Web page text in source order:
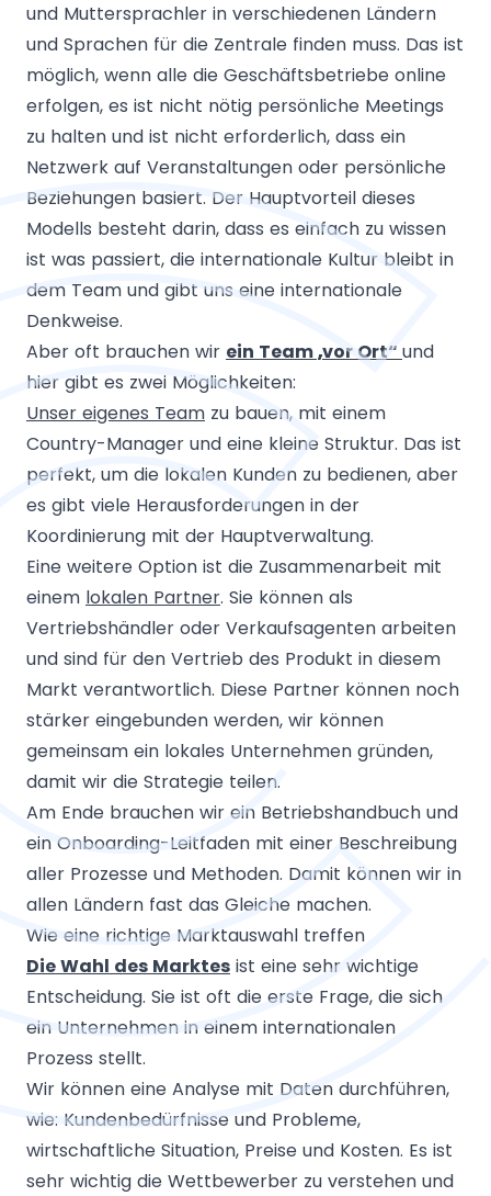
und Muttersprachler in verschiedenen Ländern
und Sprachen für die Zentrale finden muss. Das ist
möglich, wenn alle die Geschäftsbetriebe online
erfolgen, es ist nicht nötig persönliche Meetings
zu halten und ist nicht erforderlich, dass ein
Netzwerk auf Veranstaltungen oder persönliche
Beziehungen basiert. Der Hauptvorteil dieses
Modells besteht darin, dass es einfach zu wissen
ist was passiert, die internationale Kultur bleibt in
dem Team und gibt uns eine internationale
Denkweise.
Aber oft brauchen wir ein Team „vor Ort“ und
hier gibt es zwei Möglichkeiten:
Unser eigenes Team zu bauen, mit einem
Country-Manager und eine kleine Struktur. Das ist
perfekt, um die lokalen Kunden zu bedienen, aber
es gibt viele Herausforderungen in der
Koordinierung mit der Hauptverwaltung.
Eine weitere Option ist die Zusammenarbeit mit
einem lokalen Partner. Sie können als
Vertriebshändler oder Verkaufsagenten arbeiten
und sind für den Vertrieb des Produkt in diesem
Markt verantwortlich. Diese Partner können noch
stärker eingebunden werden, wir können
gemeinsam ein lokales Unternehmen gründen,
damit wir die Strategie teilen.
Am Ende brauchen wir ein Betriebshandbuch und
ein Onboarding-Leitfaden mit einer Beschreibung
aller Prozesse und Methoden. Damit können wir in
allen Ländern fast das Gleiche machen.
Wie eine richtige Marktauswahl treffen
Die Wahl des Marktes ist eine sehr wichtige
Entscheidung. Sie ist oft die erste Frage, die sich
ein Unternehmen in einem internationalen
Prozess stellt.
Wir können eine Analyse mit Daten durchführen,
wie: Kundenbedürfnisse und Probleme,
wirtschaftliche Situation, Preise und Kosten. Es ist
sehr wichtig die Wettbewerber zu verstehen und